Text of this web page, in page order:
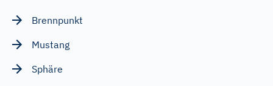
Brennpunkt
Mustang
Sphäre